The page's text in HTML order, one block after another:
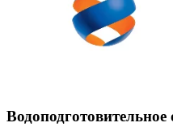
Водоподготовительное